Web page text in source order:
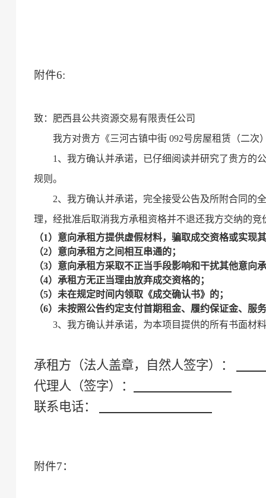
附件6:
致： 肥西县公共资源交易有限责任公司
我方对贵方《三河古镇中街 092号房屋租赁（二次
1、我方确认并承诺，已仔细阅读并研究了贵方的
规则。
2、我方确认并承诺，完全接受公告及所附合同的
理，经批准后取消我方承租资格并不退还我方交纳的
（1）意向承租方提供虚假材料，骗取成交资格或实现
（2）意向承租方之间相互串通的；
（3）意向承租方采取不正当手段影响和干扰其他意向
（4） 承租方无正当理由放弃成交资格的；
（5）未在规定时间 内领取《成交确认书》的；
（6）未按照公告约定支付首期租金、履约保证金、服
3、 我方确认并承诺，为本项目提供的所有书面材
承租方 （法人盖章，自然人签字）：
代理人（签字）：
联系电话：
附件7：